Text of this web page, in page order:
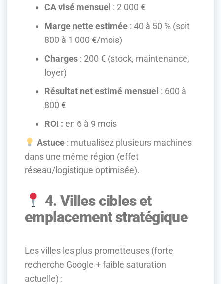
CA visé mensuel : 2 000 €
Marge nette estimée : 40 à 50 % (soit
800 à 1 000 €/mois)
Charges : 200 € (stock, maintenance,
loyer)
Résultat net estimé mensuel : 600 à
800 €
ROI : en 6 à 9 mois
Astuce: mutualisez plusieurs machines
dans une même région (effet
réseau/logistique optimisée).
4. Villes cibles et
emplacement stratégique
Les villes les plus prometteuses (forte
recherche Google + faible saturation
actuelle) :